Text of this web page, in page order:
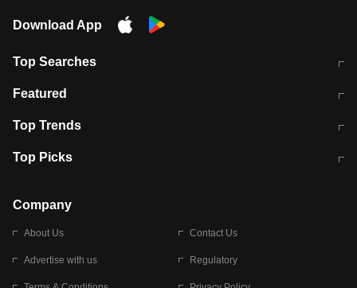
Download App
Top Searches
मुंबई में लगे 'जेन जी' के पोस्टर, लिखा- 'मैं
Featured
10 अगस्त को विधानसभा का घेराव करेंगे
Top Trends
RBI का नया नियम: अब बैंकों को अपनी सभी
Top Picks
बारिश की चेतावनी
Company
About Us Contact Us
Advertise with us Regulatory